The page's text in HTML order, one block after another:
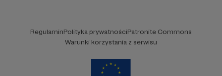
RegulaminPolityka prywatnościPatronite Commons
Warunki korzystania z serwisu